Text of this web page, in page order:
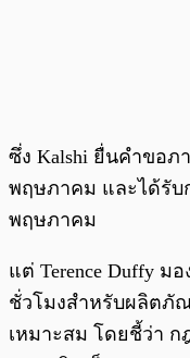
ซึ่ง Kalshi ยื่นคำขอภ
พฤษภาคม และได้รับ
พฤษภาคม
แต่ Terence Duffy ม
ชั่วโมงสำหรับผลิตภั
เหมาะสม โดยชี้ว่า ก